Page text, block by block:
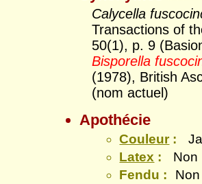
Calycella
Transactions of
50(1), p. 9
Bisporella
(1978), British
(nom actuel)
Apothécie
Couleur:
Latex :
Non
Fendu :
Non